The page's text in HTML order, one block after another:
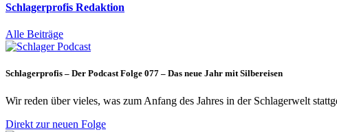
Schlagerprofis Redaktion
Alle Beiträge
Schlagerprofis – Der Podcast Folge 077 – Das neue Jahr mit Silbereisen
Wir reden über vieles, was zum Anfang des Jahres in der Schlagerwelt
Direkt zur neuen Folge